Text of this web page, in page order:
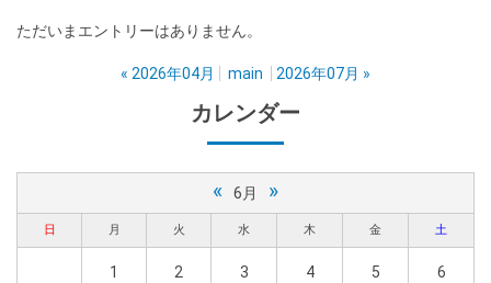
ただいまエントリーはありません。
« 2026年04月 main 2026年07月 »
カレンダー
« 6月 »
日 月 火 水 木 金 土
1 2 3 4 5 6